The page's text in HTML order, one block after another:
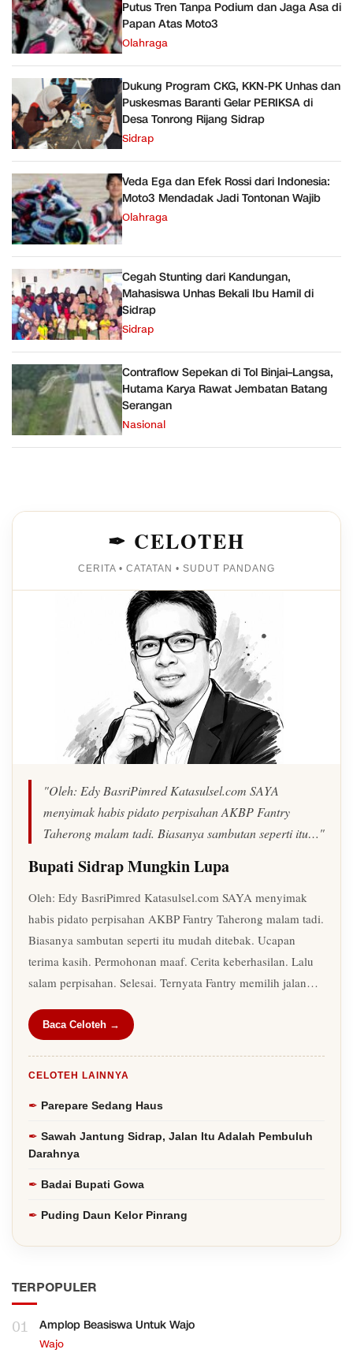
Putus Tren Tanpa Podium dan Jaga Asa di
Papan Atas Moto3
Olahraga
Dukung Program CKG, KKN-PK Unhas dan
Puskesmas Baranti Gelar PERIKSA di
Desa Tonrong Rijang Sidrap
Sidrap
Veda Ega dan Efek Rossi dari Indonesia:
Moto3 Mendadak Jadi Tontonan Wajib
Olahraga
Cegah Stunting dari Kandungan,
Mahasiswa Unhas Bekali Ibu Hamil di
Sidrap
Sidrap
Contraflow Sepekan di Tol Binjai–Langsa,
Hutama Karya Rawat Jembatan Batang
Serangan
Nasional
✒ CELOTEH
CERITA • CATATAN • SUDUT PANDANG
"Oleh: Edy BasriPimred Katasulsel.com SAYA
menyimak habis pidato perpisahan AKBP Fantry
Taherong malam tadi. Biasanya sambutan seperti itu…"
Bupati Sidrap Mungkin Lupa
Oleh: Edy BasriPimred Katasulsel.com SAYA menyimak
habis pidato perpisahan AKBP Fantry Taherong malam tadi.
Biasanya sambutan seperti itu mudah ditebak. Ucapan
terima kasih. Permohonan maaf. Cerita keberhasilan. Lalu
salam perpisahan. Selesai. Ternyata Fantry memilih jalan…
Baca Celoteh →
CELOTEH LAINNYA
Parepare Sedang Haus
Sawah Jantung Sidrap, Jalan Itu Adalah Pembuluh
Darahnya
Badai Bupati Gowa
Puding Daun Kelor Pinrang
TERPOPULER
01 Amplop Beasiswa Untuk Wajo
Wajo